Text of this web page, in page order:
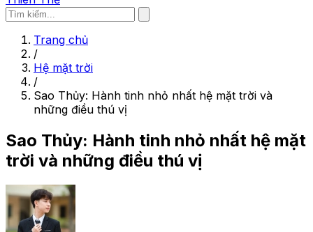
Trang chủ
/
Hệ mặt trời
/
Sao Thủy: Hành tinh nhỏ nhất hệ mặt trời và
những điều thú vị
Sao Thủy: Hành tinh nhỏ nhất hệ mặt
trời và những điều thú vị